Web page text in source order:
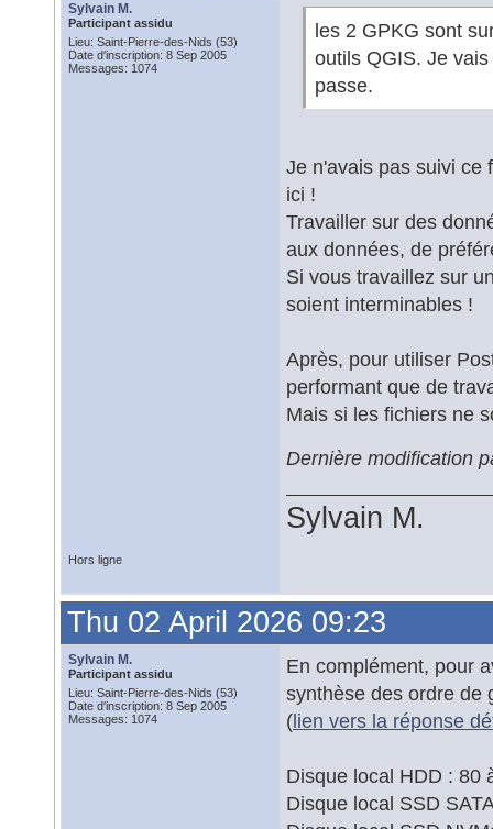
Sylvain M.
Participant assidu
Lieu: Saint-Pierre-des-Nids (53)
Date d'inscription: 8 Sep 2005
Messages: 1074
les 2 GPKG sont
outils QGIS. Je
passe.
Je n'avais pas suivi ce
ici !
Travailler sur des
aux données, de
Si vous travaillez sur
soient interminables !
Après, pour utiliser
performant que de
Mais si les fichiers ne
Dernière modification
Sylvain M.
Hors ligne
Thu 02 April 2026 09:23
Sylvain M.
Participant assidu
Lieu: Saint-Pierre-des-Nids (53)
Date d'inscription: 8 Sep 2005
Messages: 1074
En complément, pour
synthèse des ordre de
(lien vers la réponse
Disque local HDD : 80
Disque local SSD